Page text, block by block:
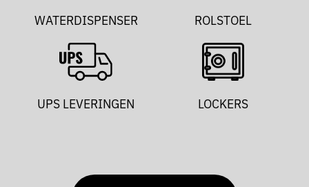
WATERDISPENSER ROLSTOEL
UPS LEVERINGEN LOCKERS